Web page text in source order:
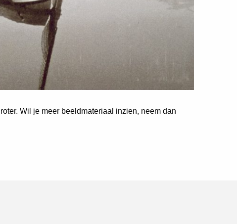
Wil je meer beeldmateriaal inzien, neem dan